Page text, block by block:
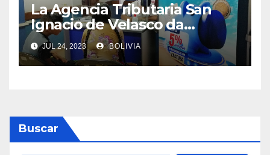
La Agencia Tributaria San
Ignacio de Velasco da
asistencia tributaria a
municipios aledaño
JUL 24, 2023 BOLIVIA
Buscar